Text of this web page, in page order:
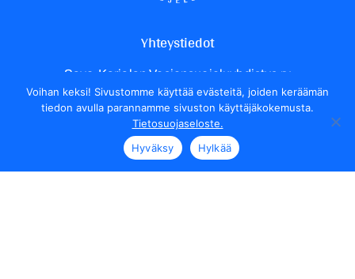
Yhteystiedot
Savo-Karjalan Vesiensuojeluyhdistys ry
Yrittäjäntie 24
70150 Kuopio
Henkilökunnan yhteystiedot
Voihan keksi! Sivustomme käyttää evästeitä, joiden keräämän
tiedon avulla parannamme sivuston käyttäjäkokemusta.
Tietosuojaseloste.
Hyväksy
Hylkää